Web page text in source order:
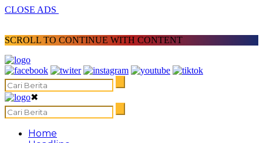
CLOSE ADS
SCROLL TO CONTINUE WITH CONTENT
✖
Home